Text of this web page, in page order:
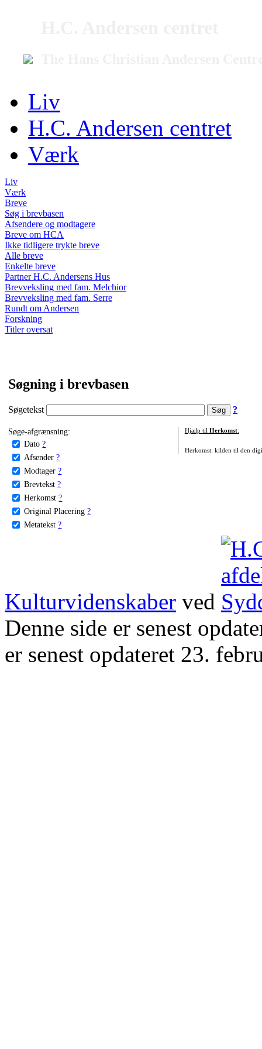
Liv
H.C. Andersen centret
Værk
Liv
Værk
Breve
Søg i brevbasen
Afsendere og modtagere
Breve om HCA
Ikke tidligere trykte breve
Alle breve
Enkelte breve
Partner H.C. Andersens Hus
Brevveksling med fam. Melchior
Brevveksling med fam. Serre
Rundt om Andersen
Forskning
Titler oversat
Søgning i brevbasen
Søgetekst ?
Søge-afgrænsning:
Dato ?
Afsender ?
Modtager ?
Brevtekst ?
Herkomst ?
Original Placering ?
Metatekst ?
Hjælp til Herkomst:
Herkomst: kilden til den
Kulturvidenskaber ved
Denne side er senest
er senest opdateret 23.